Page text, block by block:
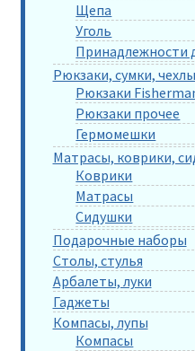
Щепа
Уголь
Принадлежности
Рюкзаки, сумки, чехлы
Рюкзаки
Рюкзаки прочее
Гермомешки
Матрасы, коврики,
Коврики
Матрасы
Сидушки
Подарочные наборы
Столы, стулья
Арбалеты, луки
Гаджеты
Компасы, лупы
Компасы